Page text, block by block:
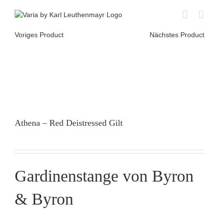
Voriges Product
Nächstes Product
Athena – Red Deistressed Gilt
Gardinenstange von Byron
& Byron